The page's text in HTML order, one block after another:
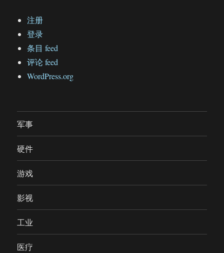
注册
登录
条目 feed
评论 feed
WordPress.org
军事
硬件
游戏
影视
工业
医疗